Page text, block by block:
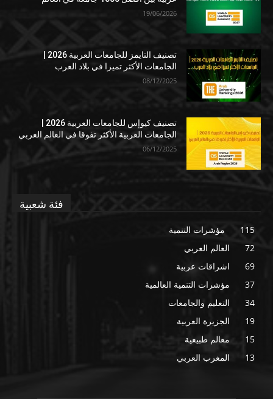
19/06/2026
الجامعات الأكثر تميزا في بلاد العرب
08/12/2025
الجامعات العربية الأكثر تفوقا في العالم العربي
06/12/2025
فئة شعبية
مؤشرات التنمية
115
العالم العربي
72
اشراقات عربية
69
مؤشرات التنمية العالمية
37
التعليم والجامعات
34
الجزيرة العربية
19
معالم طبيعية
15
المغرب العربي
13